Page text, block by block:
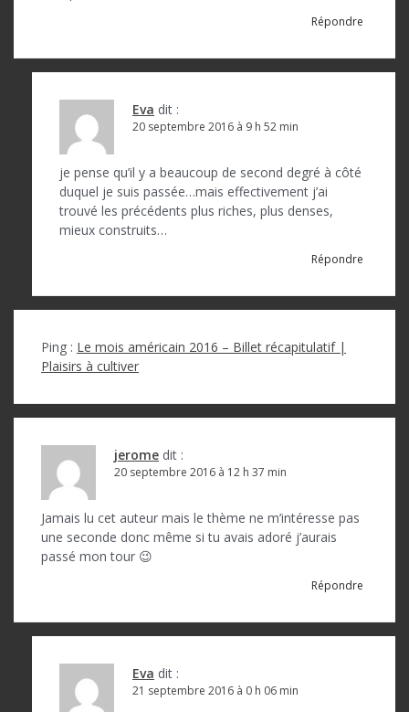
Répondre
Eva dit :
20 septembre 2016 à 9 h 52 min
je pense qu’il y a beaucoup de second degré à côté
duquel je suis passée…mais effectivement j’ai
trouvé les précédents plus riches, plus denses,
mieux construits…
Répondre
Ping : Le mois américain 2016 – Billet récapitulatif |
Plaisirs à cultiver
jerome dit :
20 septembre 2016 à 12 h 37 min
Jamais lu cet auteur mais le thème ne m’intéresse pas
une seconde donc même si tu avais adoré j’aurais
passé mon tour 😉
Répondre
Eva dit :
21 septembre 2016 à 0 h 06 min